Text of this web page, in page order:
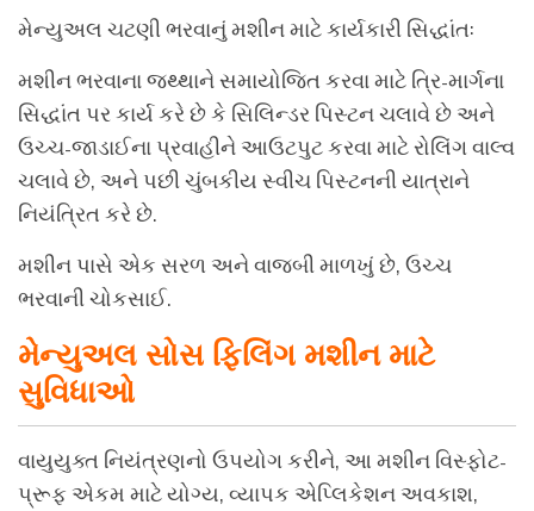
મેન્યુઅલ ચટણી ભરવાનું મશીન માટે કાર્યકારી સિદ્ધાંત:
મશીન ભરવાના જથ્થાને સમાયોજિત કરવા માટે ત્રિ-માર્ગના
સિદ્ધાંત પર કાર્ય કરે છે કે સિલિન્ડર પિસ્ટન ચલાવે છે અને
ઉચ્ચ-જાડાઈના પ્રવાહીને આઉટપુટ કરવા માટે રોલિંગ વાલ્વ
ચલાવે છે, અને પછી ચુંબકીય સ્વીચ પિસ્ટનની યાત્રાને
નિયંત્રિત કરે છે.
મશીન પાસે એક સરળ અને વાજબી માળખું છે, ઉચ્ચ
ભરવાની ચોકસાઈ.
મેન્યુઅલ સોસ ફિલિંગ મશીન માટે
સુવિધાઓ
વાયુયુક્ત નિયંત્રણનો ઉપયોગ કરીને, આ મશીન વિસ્ફોટ-
પ્રૂફ એકમ માટે યોગ્ય, વ્યાપક એપ્લિકેશન અવકાશ,